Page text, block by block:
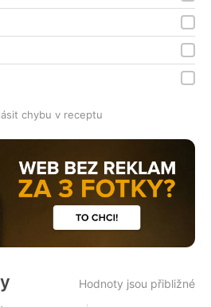
chybu v receptu
Hodnoty jsou přibližné